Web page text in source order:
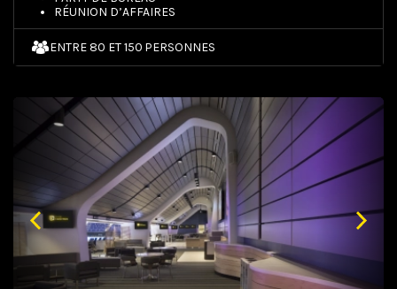
RÉUNION D’AFFAIRES
ENTRE 80 ET 150 PERSONNES